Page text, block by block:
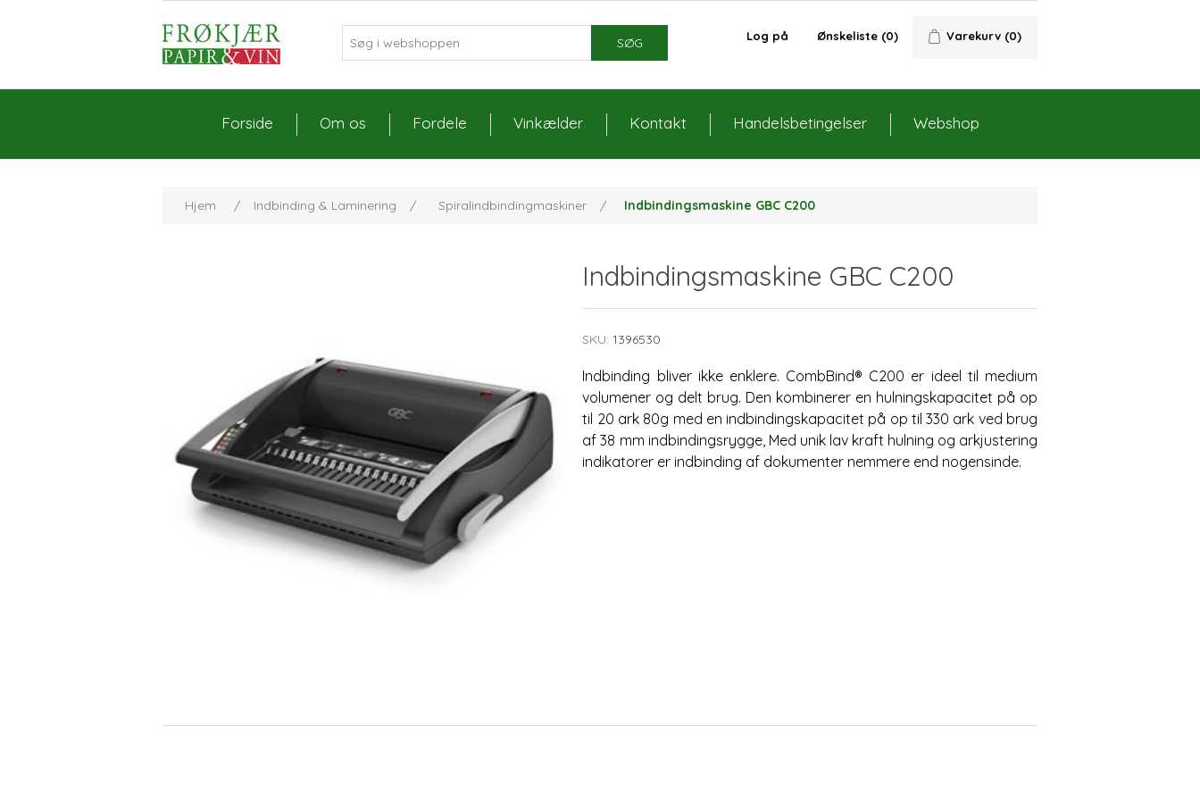
SØG Log på Ønskeliste (0) Varekurv (0)
Forside Om os Fordele Vinkælder Kontakt Handelsbetingelser Webshop
Hjem / Indbinding & Laminering / Spiralindbindingmaskiner / Indbindingsmaskine GBC C200
Indbindingsmaskine GBC C200
SKU: 1396530
Indbinding bliver ikke enklere. CombBind® C200 er ideel til medium
volumener og delt brug. Den kombinerer en hulningskapacitet på op
til 20 ark 80g med en indbindingskapacitet på op til 330 ark ved brug
af 38 mm indbindingsrygge, Med unik lav kraft hulning og arkjustering
indikatorer er indbinding af dokumenter nemmere end nogensinde.